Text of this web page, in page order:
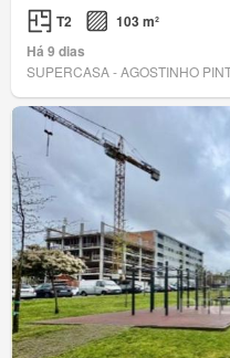
T2
103 m²
Há 9 dias
SUPERCASA - AGOSTINHO